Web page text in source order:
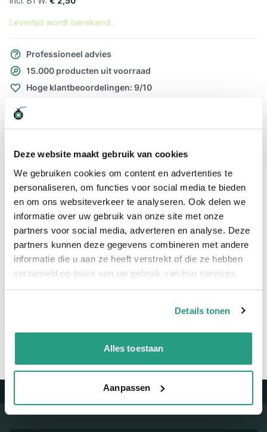
Deze website maakt gebruik van cookies
We gebruiken cookies om content en advertenties te
personaliseren, om functies voor social media te bieden
en om ons websiteverkeer te analyseren. Ook delen we
informatie over uw gebruik van onze site met onze
partners voor social media, adverteren en analyse. Deze
partners kunnen deze gegevens combineren met andere
informatie die u aan ze heeft verstrekt of die ze hebben
verzameld op basis van uw gebruik van hun services.
Details tonen
Alles toestaan
Aanpassen
Levertijd wordt berekend...
Professioneel advies
15.000 producten uit voorraad
Hoge klantbeoordelingen: 9/10
Meer informatie
Meer informatie
Materiaal RVS
Vragen? Neem dan nu contact op